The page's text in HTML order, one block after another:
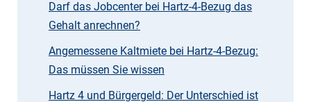
Darf das Jobcenter bei Hartz-4-Bezug das
Gehalt anrechnen?
Angemessene Kaltmiete bei Hartz-4-Bezug:
Das müssen Sie wissen
Hartz 4 und Bürgergeld: Der Unterschied ist